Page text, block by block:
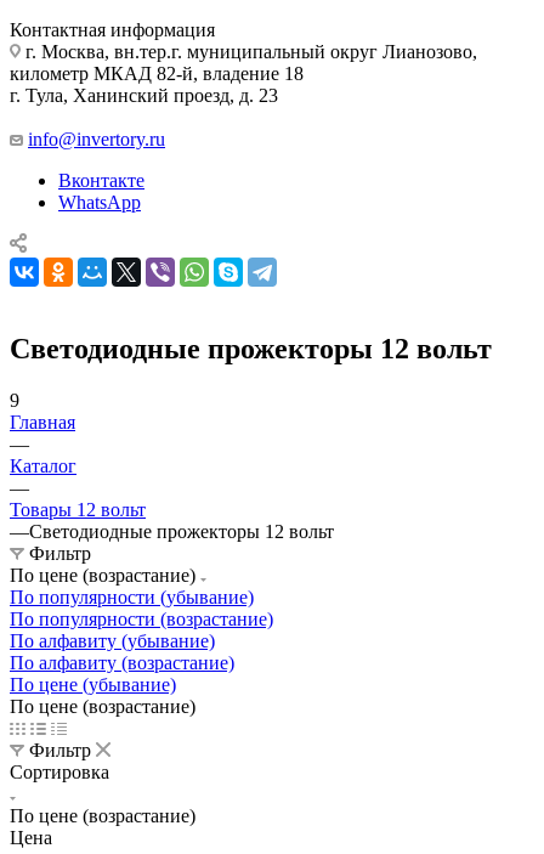
Контактная информация
г. Москва, вн.тер.г. муниципальный округ Лианозово,
километр МКАД 82-й, владение 18
г. Тула, Ханинский проезд, д. 23
info@invertory.ru
Вконтакте
WhatsApp
Светодиодные прожекторы 12 вольт
9
Главная
—
Каталог
—
Товары 12 вольт
—Светодиодные прожекторы 12 вольт
Фильтр
По цене (возрастание)
По популярности (убывание)
По популярности (возрастание)
По алфавиту (убывание)
По алфавиту (возрастание)
По цене (убывание)
По цене (возрастание)
Фильтр
Сортировка
По цене (возрастание)
Цена